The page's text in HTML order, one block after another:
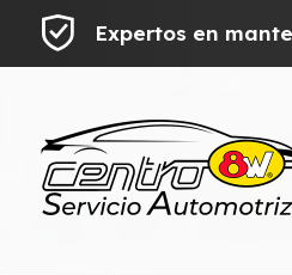
Expertos en